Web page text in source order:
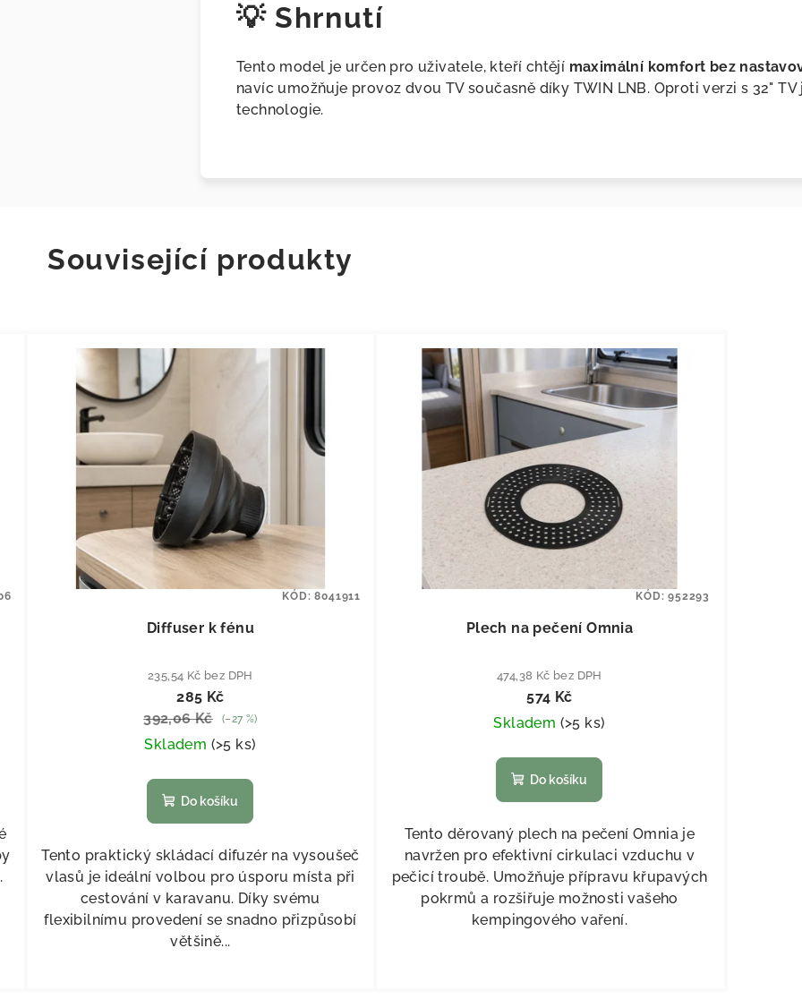
💡 Shrnutí
Tento model je určen pro uživatele, kteří chtějí maximální komfort bez
navíc umožňuje provoz dvou TV současně díky TWIN LNB. Oproti verzi s 32"
technologie.
Související produkty
Diffuser k fénu
235,54 Kč bez DPH
285 Kč
392,06 Kč
(–27 %)
Skladem (>5 ks)
Do košíku
Tento praktický skládací difuzér na vysoušeč
vlasů je ideální volbou pro úsporu místa při
cestování v karavanu. Díky svému
flexibilnímu provedení se snadno přizpůsobí
většině...
KÓD:8041911
Plech na pečení Omnia
474,38 Kč bez DPH
574 Kč
Skladem (>5 ks)
Do košíku
Tento děrovaný plech na pečení Omnia je
navržen pro efektivní cirkulaci vzduchu v
pečicí troubě. Umožňuje přípravu křupavých
pokrmů a rozšiřuje možnosti vašeho
kempingového vaření.
KÓD:952293